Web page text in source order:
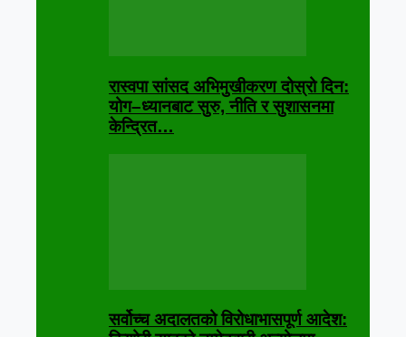
रास्वपा सांसद अभिमुखीकरण दोस्रो दिन:
योग–ध्यानबाट सुरु, नीति र सुशासनमा
केन्द्रित…
सर्वोच्च अदालतको विरोधाभासपूर्ण आदेश: